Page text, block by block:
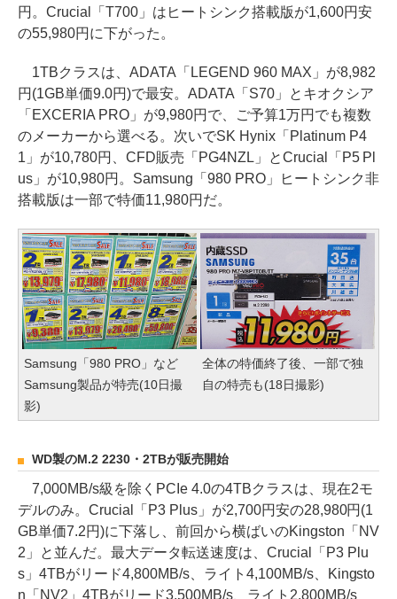
円。Crucial「T700」はヒートシンク搭載版が1,600円安
の55,980円に下がった。
1TBクラスは、ADATA「LEGEND 960 MAX」が8,982
円(1GB単価9.0円)で最安。ADATA「S70」とキオクシア
「EXCERIA PRO」が9,980円で、ご予算1万円でも複数
のメーカーから選べる。次いでSK Hynix「Platinum P4
1」が10,780円、CFD販売「PG4NZL」とCrucial「P5 Pl
us」が10,980円。Samsung「980 PRO」ヒートシンク非
搭載版は一部で特価11,980円だ。
Samsung「980 PRO」など
Samsung製品が特売(10日撮
影)
全体の特価終了後、一部で独
自の特売も(18日撮影)
WD製のM.2 2230・2TBが販売開始
7,000MB/s級を除くPCIe 4.0の4TBクラスは、現在2モ
デルのみ。Crucial「P3 Plus」が2,700円安の28,980円(1
GB単価7.2円)に下落し、前回から横ばいのKingston「NV
2」と並んだ。最大データ転送速度は、Crucial「P3 Plu
s」4TBがリード4,800MB/s、ライト4,100MB/s、Kingsto
n「NV2」4TBがリード3,500MB/s、ライト2,800MB/s